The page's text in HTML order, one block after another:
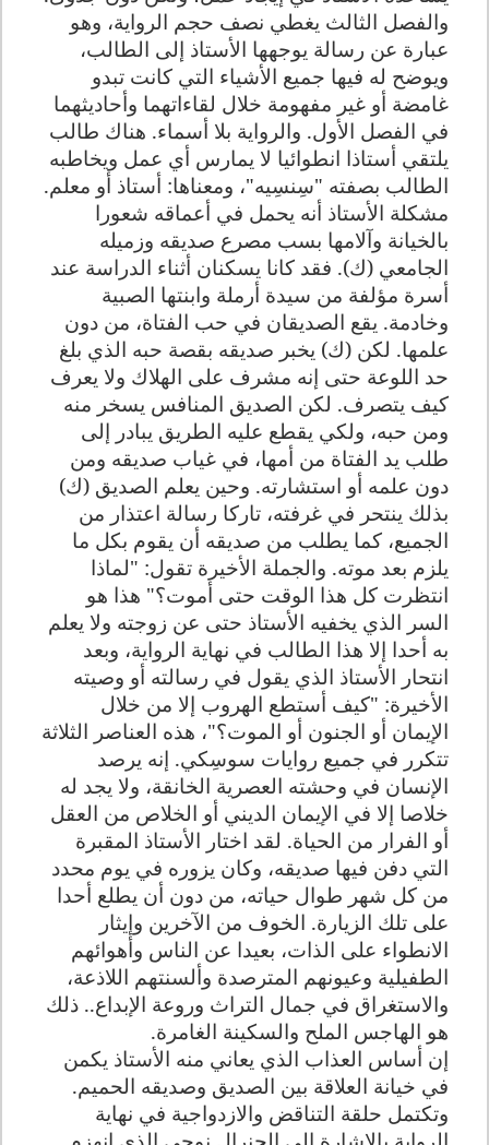
والفصل الثالث يغطي نصف حجم الرواية، وهو
عبارة عن رسالة يوجهها الأستاذ إلى الطالب،
ويوضح له فيها جميع الأشياء التي كانت تبدو
غامضة أو غير مفهومة خلال لقاءاتهما وأحاديثهما
في الفصل الأول. والرواية بلا أسماء. هناك طالب
يلتقي أستاذا انطوائيا لا يمارس أي عمل ويخاطبه
الطالب بصفته "سِنسِيه"، ومعناها: أستاذ أو معلم.
مشكلة الأستاذ أنه يحمل في أعماقه شعورا
بالخيانة وآلامها بسب مصرع صديقه وزميله
الجامعي (ك). فقد كانا يسكنان أثناء الدراسة عند
أسرة مؤلفة من سيدة أرملة وابنتها الصبية
وخادمة. يقع الصديقان في حب الفتاة، من دون
علمها. لكن (ك) يخبر صديقه بقصة حبه الذي بلغ
حد اللوعة حتى إنه مشرف على الهلاك ولا يعرف
كيف يتصرف. لكن الصديق المنافس يسخر منه
ومن حبه، ولكي يقطع عليه الطريق يبادر إلى
طلب يد الفتاة من أمها، في غياب صديقه ومن
دون علمه أو استشارته. وحين يعلم الصديق (ك)
بذلك ينتحر في غرفته، تاركا رسالة اعتذار من
الجميع، كما يطلب من صديقه أن يقوم بكل ما
يلزم بعد موته. والجملة الأخيرة تقول: "لماذا
انتظرت كل هذا الوقت حتى أموت؟" هذا هو
السر الذي يخفيه الأستاذ حتى عن زوجته ولا يعلم
به أحدا إلا هذا الطالب في نهاية الرواية، وبعد
انتحار الأستاذ الذي يقول في رسالته أو وصيته
الأخيرة: "كيف أستطع الهروب إلا من خلال
الإيمان أو الجنون أو الموت؟"، هذه العناصر الثلاثة
تتكرر في جميع روايات سوسِكي. إنه يرصد
الإنسان في وحشته العصرية الخانقة، ولا يجد له
خلاصا إلا في الإيمان الديني أو الخلاص من العقل
أو الفرار من الحياة. لقد اختار الأستاذ المقبرة
التي دفن فيها صديقه، وكان يزوره في يوم محدد
من كل شهر طوال حياته، من دون أن يطلع أحدا
على تلك الزيارة. الخوف من الآخرين وإيثار
الانطواء على الذات، بعيدا عن الناس وأهوائهم
الطفيلية وعيونهم المترصدة وألسنتهم اللاذعة،
والاستغراق في جمال التراث وروعة الإبداع.. ذلك
هو الهاجس الملح والسكينة الغامرة.
إن أساس العذاب الذي يعاني منه الأستاذ يكمن
في خيانة العلاقة بين الصديق وصديقه الحميم.
وتكتمل حلقة التناقض والازدواجية في نهاية